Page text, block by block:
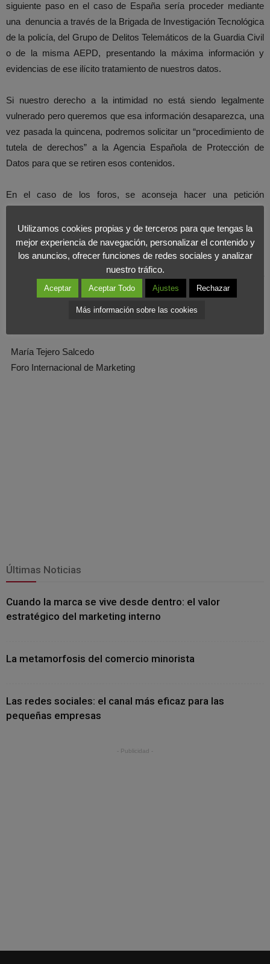
siguiente paso en el caso de España sería proceder mediante
una denuncia a través de la Brigada de Investigación Tecnológica
de la policía, del Grupo de Delitos Telemáticos de la Guardia Civil
o de la misma AEPD, presentando la máxima información y
evidencias de ese ilícito tratamiento de nuestros datos.
Si nuestro derecho a la intimidad no está siendo legalmente
vulnerado pero queremos que esa información desaparezca, una
vez pasada la quincena, podremos solicitar un “procedimiento de
tutela de derechos” a la Agencia Española de Protección de
Datos para que se retiren esos contenidos.
En el caso de los foros, se aconseja hacer una petición
directamente al moderador para que retire los comentarios del
usuario en los que aparecen nuestros datos.
Las únicas personas capacitadas para limitar nuestra información
personal que aparece en Internet somos nosotros. Para
asegurarnos este derecho a la intimidad debemos proceder al
respecto, denunciando en última instancia a los organismos
María Tejero Salcedo
Foro Internacional de Marketing
Últimas Noticias
Cuando la marca se vive desde dentro: el valor
estratégico del marketing interno
La metamorfosis del comercio minorista
Las redes sociales: el canal más eficaz para las
pequeñas empresas
- Publicidad -
Utilizamos cookies propias y de terceros para que tengas la
mejor experiencia de navegación, personalizar el contenido y
los anuncios, ofrecer funciones de redes sociales y analizar
nuestro tráfico.
Aceptar Aceptar Todo Ajustes Rechazar
Más información sobre las cookies